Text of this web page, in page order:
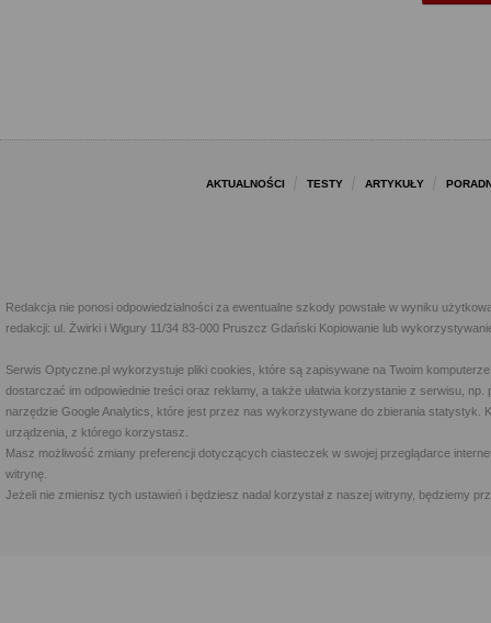
AKTUALNOŚCI TESTY ARTYKUŁY
Redakcja nie ponosi odpowiedzialności za ewentualne szkody powstałe w wyniku
redakcji: ul. Żwirki i Wigury 11/34 83-000 Pruszcz Gdański Kopiowanie lub
Serwis Optyczne.pl wykorzystuje pliki cookies, które są zapisywane na Twoim
dostarczać im odpowiednie treści oraz reklamy, a także ułatwia korzystanie z serwisu,
narzędzie Google Analytics, które jest przez nas wykorzystywane do zbierania statystyk.
urządzenia, z którego korzystasz.
Masz możliwość zmiany preferencji dotyczących ciasteczek w swojej przeglądarce
witrynę.
Jeżeli nie zmienisz tych ustawień i będziesz nadal korzystał z naszej witryny, będziemy